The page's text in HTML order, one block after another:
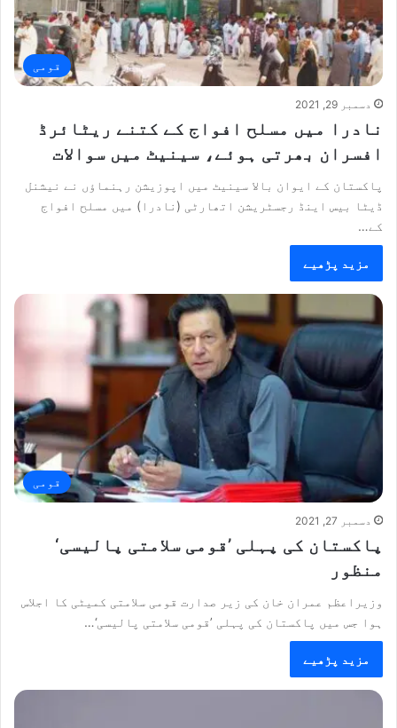
قومی
دسمبر 29, 2021
نادرا میں مسلح افواج کے کتنے ریٹائرڈ
افسران بھرتی ہوئے، سینیٹ میں سوالات
پاکستان کے ایوان بالا سینیٹ میں اپوزیشن رہنماؤں نے نیشنل
ڈیٹا بیس اینڈ رجسٹریشن اتھارٹی (نادرا) میں مسلح افواج
کے…
مزید پڑھیے
قومی
دسمبر 27, 2021
پاکستان کی پہلی ’قومی سلامتی پالیسی‘
منظور
وزیراعظم عمران خان کی زیر صدارت قومی سلامتی کمیٹی کا اجلاس
ہوا جس میں پاکستان کی پہلی ’قومی سلامتی پالیسی‘…
مزید پڑھیے